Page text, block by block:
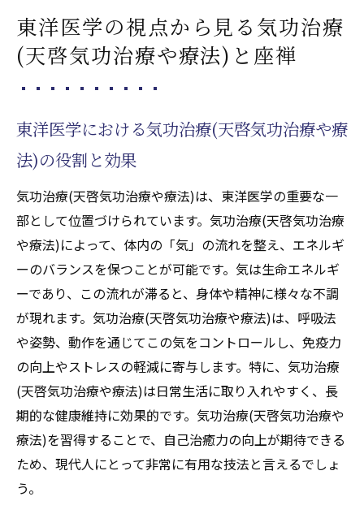
東洋医学の視点から見る気功治療
(天啓気功治療や療法)と座禅
東洋医学における気功治療(天啓気功治療や療
法)の役割と効果
気功治療(天啓気功治療や療法)は、東洋医学の重要な一
部として位置づけられています。気功治療(天啓気功治療
や療法)によって、体内の「気」の流れを整え、エネルギ
ーのバランスを保つことが可能です。気は生命エネルギ
ーであり、この流れが滞ると、身体や精神に様々な不調
が現れます。気功治療(天啓気功治療や療法)は、呼吸法
や姿勢、動作を通じてこの気をコントロールし、免疫力
の向上やストレスの軽減に寄与します。特に、気功治療
(天啓気功治療や療法)は日常生活に取り入れやすく、長
期的な健康維持に効果的です。気功治療(天啓気功治療や
療法)を習得することで、自己治癒力の向上が期待できる
ため、現代人にとって非常に有用な技法と言えるでしょ
う。